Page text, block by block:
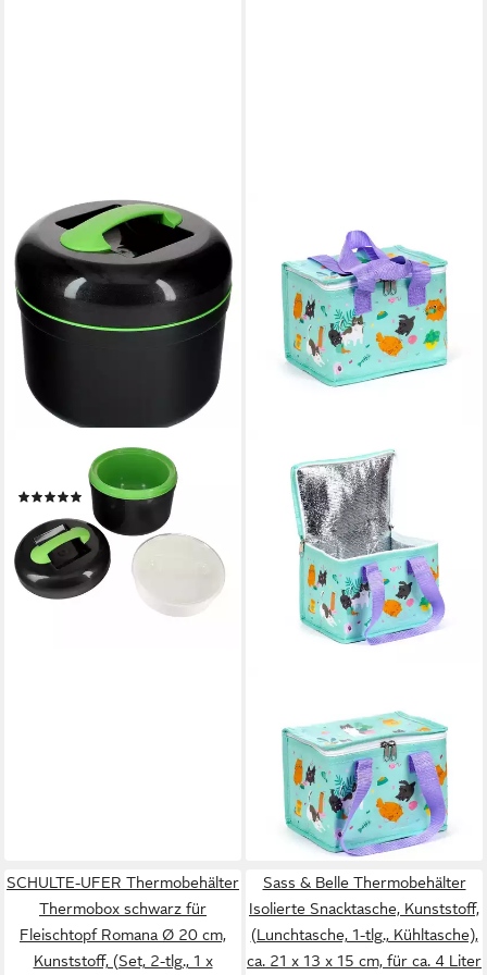
Thermobehälter, Kunststoff
(1)
33,90 €
lieferbar - in 4-5 Werktagen bei dir
Thermobehälter Isolierte
Snacktasche, Kunststoff,
(Kühltasche, 1-tlg.,
Lunchtasche), ca. 21 x 14 x 16
cm, für ca. 4,5 Liter
14,90 €
lieferbar - in 2-3 Werktagen bei dir
SCHULTE-UFER Thermobehälter
Thermobox schwarz für
Fleischtopf Romana Ø 20 cm,
Kunststoff, (Set, 2-tlg., 1 x
Sass & Belle Thermobehälter
Isolierte Snacktasche, Kunststoff,
(Lunchtasche, 1-tlg., Kühltasche),
ca. 21 x 13 x 15 cm, für ca. 4 Liter